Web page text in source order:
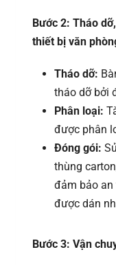
Bước 2: Tháo
thiết bị văn
Tháo dỡ:
tháo dỡ bởi
Phân loại:
được phân
Đóng gói:
thùng
đảm bảo
được dán
Bước 3: Vận